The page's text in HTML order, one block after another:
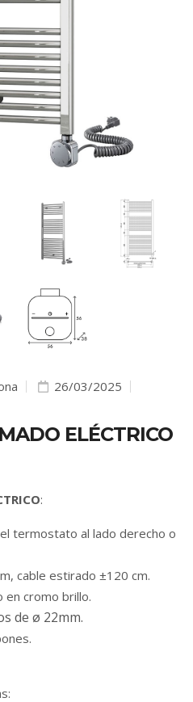
26/03/2025
ELÉCTRICO
:
termostato al lado derecho o
cable estirado ±120 cm.
en cromo brillo.
de ø 22mm.